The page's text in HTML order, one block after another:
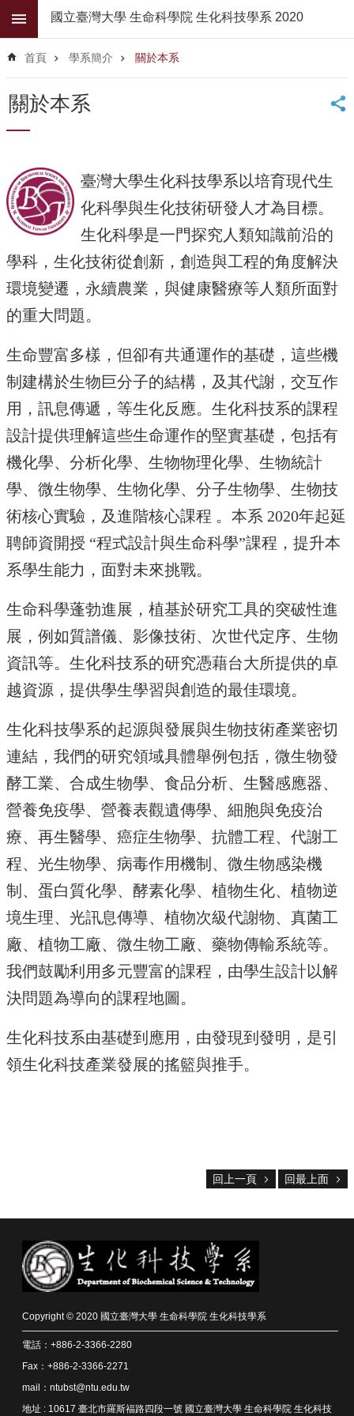
跳到主要內容區塊
階
尋
公
佈
學
系
簡
介
系
師
資
中
生
專
區
大
學
部
碩
博
士
班
系
會
動
態
常
用
源
下
中
心
捐
專
區
回
頁
臺
大
首
生
科
院
絡
訊
English
佈
欄
學
國立臺灣大學 生命科學院 生化科技學系 2020
首頁 學系簡介 關於本系
關於本系
臺灣大學生化科技學系以培育現代生
化科學與生化技術研發人才為目標。
生化科學是一門探究人類知識前沿的
學科，生化技術從創新，創造與工程的角度解決
環境變遷，永續農業，與健康醫療等人類所面對
的重大問題。
生命豐富多樣，但卻有共通運作的基礎，這些機
制建構於生物巨分子的結構，及其代謝，交互作
用，訊息傳遞，等生化反應。生化科技系的課程
設計提供理解這些生命運作的堅實基礎，包括有
機化學、分析化學、生物物理化學、生物統計
學、微生物學、生物化學、分子生物學、生物技
術核心實驗，及進階核心課程 。本系 2020年起延
聘師資開授 “程式設計與生命科學”課程，提升本
系學生能力，面對未來挑戰。
生命科學蓬勃進展，植基於研究工具的突破性進
展，例如質譜儀、影像技術、次世代定序、生物
資訊等。生化科技系的研究憑藉台大所提供的卓
越資源，提供學生學習與創造的最佳環境。
生化科技學系的起源與發展與生物技術產業密切
連結，我們的研究領域具體舉例包括，微生物發
酵工業、合成生物學、食品分析、生醫感應器、
營養免疫學、營養表觀遺傳學、細胞與免疫治
療、再生醫學、癌症生物學、抗體工程、代謝工
程、光生物學、病毒作用機制、微生物感染機
制、蛋白質化學、酵素化學、植物生化、植物逆
境生理、光訊息傳導、植物次級代謝物、真菌工
廠、植物工廠、微生物工廠、藥物傳輸系統等。
我們鼓勵利用多元豐富的課程，由學生設計以解
決問題為導向的課程地圖。
生化科技系由基礎到應用，由發現到發明，是引
領生化科技產業發展的搖籃與推手。
回上一頁 回最上面
Copyright © 2020 國立臺灣大學 生命科學院 生化科技學系
電話：+886-2-3366-2280
Fax：+886-2-3366-2271
mail：ntubst@ntu.edu.tw
地址 : 10617 臺北市羅斯福路四段一號 國立臺灣大學 生命科學院 生化科技